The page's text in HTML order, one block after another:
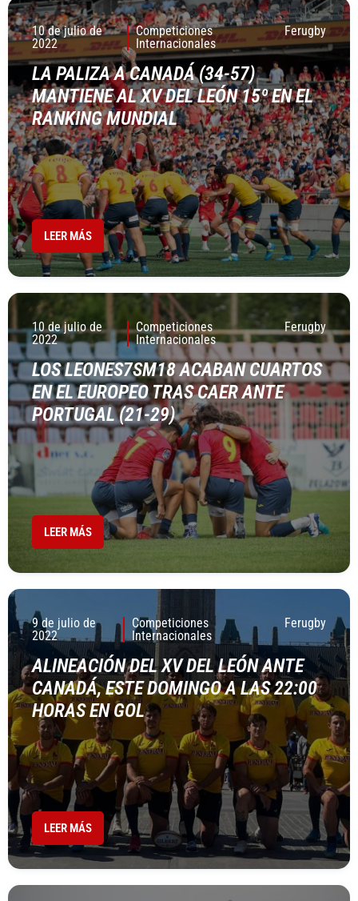
10 de julio de
2022
Competiciones
Internacionales
Ferugby
LA PALIZA A CANADÁ (34-57)
MANTIENE AL XV DEL LEÓN 15º EN EL
RANKING MUNDIAL
LEER MÁS
10 de julio de
2022
Competiciones
Internacionales
Ferugby
LOS LEONES7SM18 ACABAN CUARTOS
EN EL EUROPEO TRAS CAER ANTE
PORTUGAL (21-29)
LEER MÁS
9 de julio de
2022
Competiciones
Internacionales
Ferugby
ALINEACIÓN DEL XV DEL LEÓN ANTE
CANADÁ, ESTE DOMINGO A LAS 22:00
HORAS EN GOL
LEER MÁS